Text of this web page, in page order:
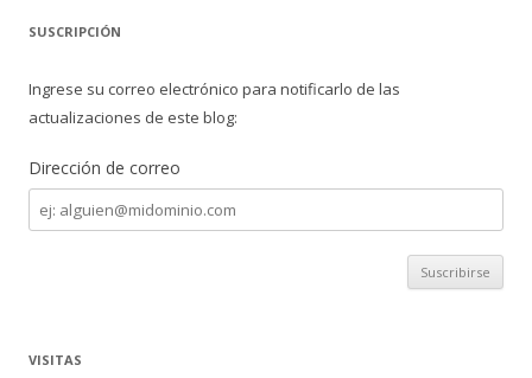
SUSCRIPCIÓN
Ingrese su correo electrónico para notificarlo de las
actualizaciones de este blog:
Dirección de correo
Dirección
de
correo
VISITAS